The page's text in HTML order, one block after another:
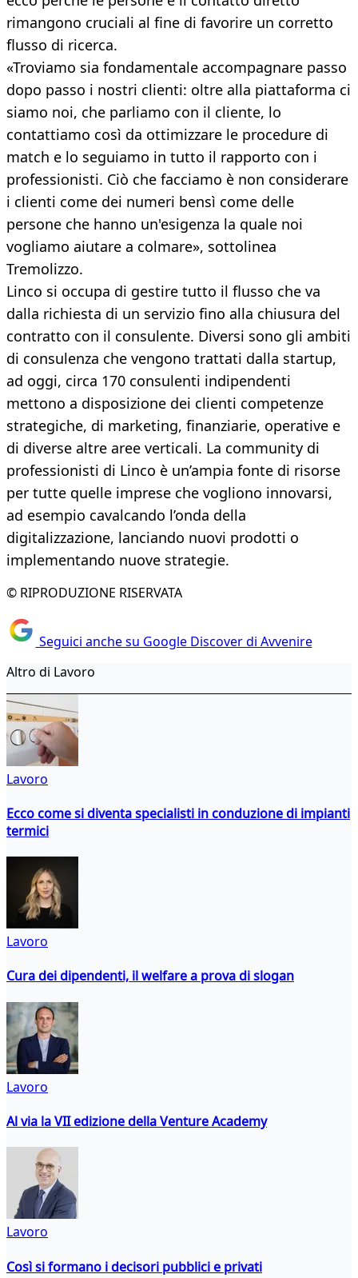
rimangono cruciali al fine di favorire un corretto
flusso di ricerca.
«Troviamo sia fondamentale accompagnare passo
dopo passo i nostri clienti: oltre alla piattaforma ci
siamo noi, che parliamo con il cliente, lo
contattiamo così da ottimizzare le procedure di
match e lo seguiamo in tutto il rapporto con i
professionisti. Ciò che facciamo è non considerare
i clienti come dei numeri bensì come delle
persone che hanno un'esigenza la quale noi
vogliamo aiutare a colmare», sottolinea
Tremolizzo.
Linco si occupa di gestire tutto il flusso che va
dalla richiesta di un servizio fino alla chiusura del
contratto con il consulente. Diversi sono gli ambiti
di consulenza che vengono trattati dalla startup,
ad oggi, circa 170 consulenti indipendenti
mettono a disposizione dei clienti competenze
strategiche, di marketing, finanziarie, operative e
di diverse altre aree verticali. La community di
professionisti di Linco è un’ampia fonte di risorse
per tutte quelle imprese che vogliono innovarsi,
ad esempio cavalcando l’onda della
digitalizzazione, lanciando nuovi prodotti o
implementando nuove strategie.
© RIPRODUZIONE RISERVATA
Seguici anche su Google Discover di Avvenire
Altro di Lavoro
Lavoro
Ecco come si diventa specialisti in conduzione di impianti
termici
Lavoro
Cura dei dipendenti, il welfare a prova di slogan
Lavoro
Al via la VII edizione della Venture Academy
Lavoro
Così si formano i decisori pubblici e privati